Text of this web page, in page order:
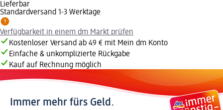
Lieferbar
Standardversand 1-3 Werktage
Verfügbarkeit in einem dm Markt prüfen
Kostenloser Versand ab 49 € mit Mein dm Konto
Einfache & unkomplizierte Rückgabe
Kauf auf Rechnung möglich
Immer mehr fürs Geld.